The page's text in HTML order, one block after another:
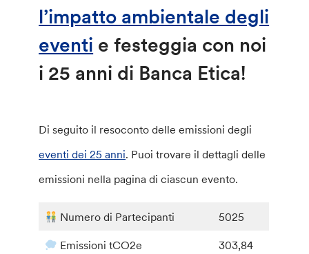
l’impatto ambientale degli
eventi e festeggia con noi
i 25 anni di Banca Etica!
Di seguito il resoconto delle emissioni degli
eventi dei 25 anni. Puoi trovare il dettagli delle
emissioni nella pagina di ciascun evento.
Numero di Partecipanti 5025
Emissioni tCO2e 303,84